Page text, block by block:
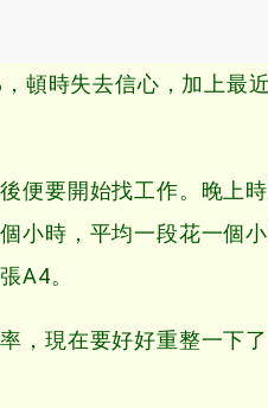
頓時失去信心，加上最
要開始找工作。晚上
小時，平均一段花一個
A4。
現在要好好重整一下了